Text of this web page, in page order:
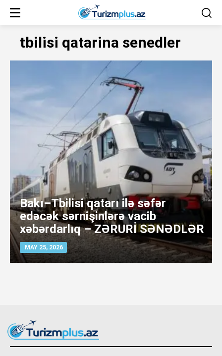
tbilisi qatarina senedler
Bakı–Tbilisi qatarı ilə səfər
edəcək sərnişinlərə vacib
xəbərdarlıq – ZƏRURİ SƏNƏDLƏR
MAY 25, 2026